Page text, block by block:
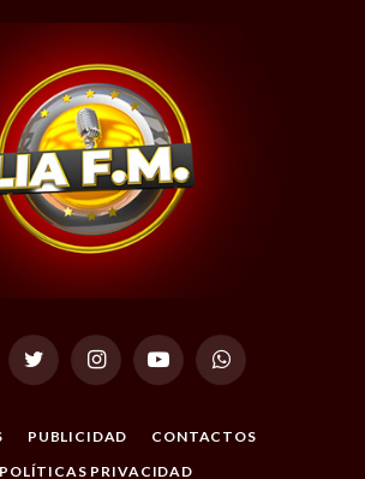
Twitter InstagramYouTubeWhatsApp
PUBLICIDAD
CONTACTOS
POLÍTICAS PRIVACIDAD